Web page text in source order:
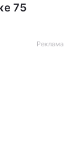
75
Реклама